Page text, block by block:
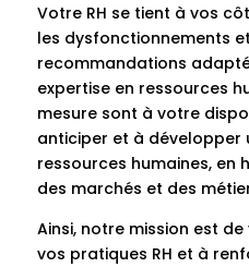
Votre RH se tient à vos
les dysfonctionnements
recommandations
expertise en ressources
mesure sont à votre
anticiper et à développer
ressources humaines, en
des marchés et des
Ainsi, notre mission est
vos pratiques RH et à